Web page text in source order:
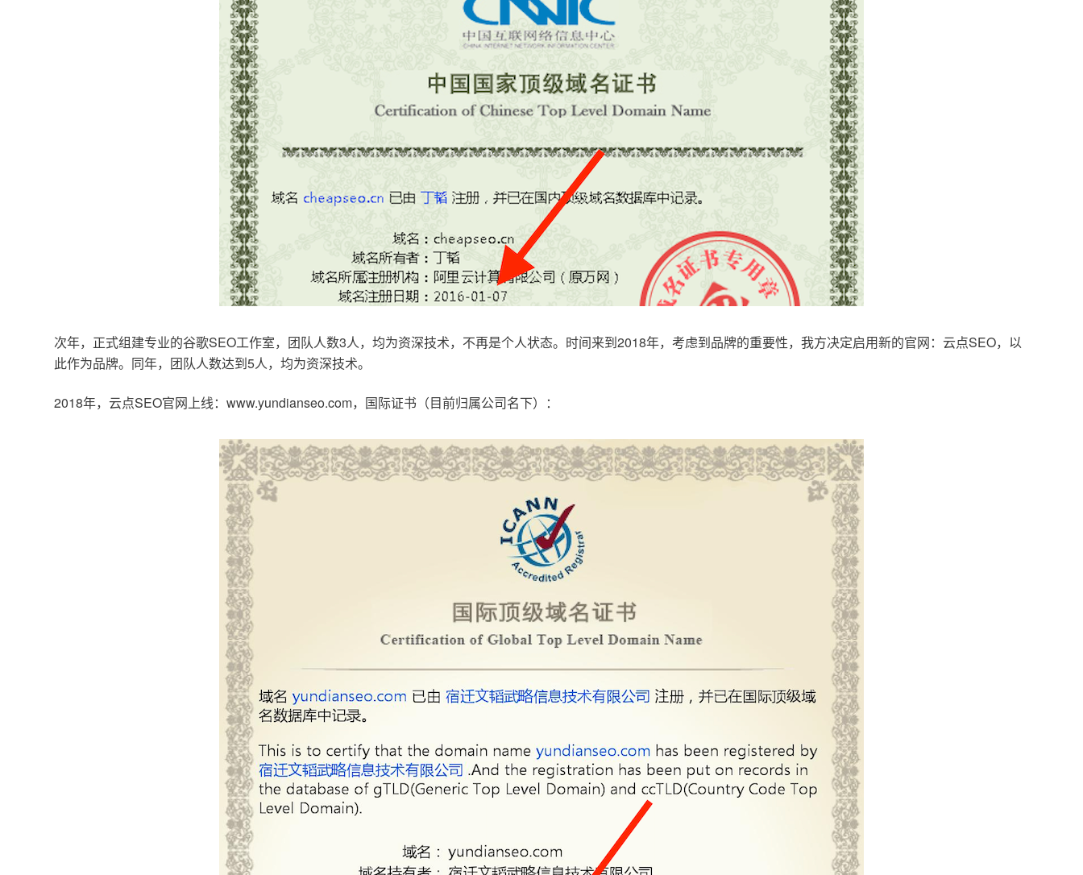
次年，正式组建专业的谷歌SEO工作室，团队人数3人，均为资深技术，不再是个人状态。时间来到2018年，考虑到品牌的重要性，我方决定启用新的官网：云点SEO，以
此作为品牌。同年，团队人数达到5人，均为资深技术。
2018年，云点SEO官网上线：www.yundianseo.com，国际证书（目前归属公司名下）：